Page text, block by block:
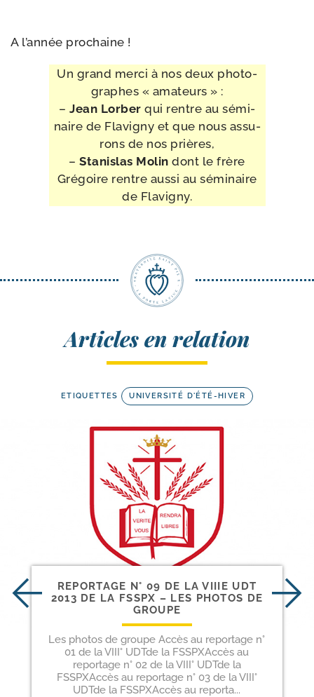
A l’an­née prochaine !
Un grand mer­ci à nos deux pho­to­
graphes « ama­teurs » :
– Jean Lorber qui rentre au sémi­
naire de Flavigny et que nous assu­
rons de nos prières,
–Stanislas Molin dont le frère
Grégoire rentre aus­si au sémi­naire
de Flavigny.
Articles en relation
ETIQUETTES UNIVERSITÉ D'ÉTÉ-HIVER
REPORTAGE N° 09 DE LA VIIIE UDT
2013 DE LA FSSPX – LES PHOTOS DE
GROUPE
Les photos de groupe Accès au reportage n°
01 de la VIII° UDTde la FSSPXAccès au
reportage n° 02 de la VIII° UDTde la
FSSPXAccès au reportage n° 03 de la VIII°
UDTde la FSSPXAccès au reporta...